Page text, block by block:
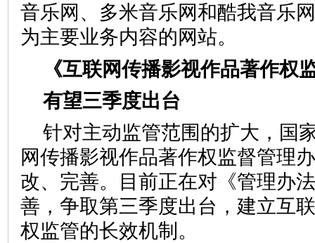
音乐网、多米音乐网和酷我音乐
为主要业务内容的网站。
《互联网传播影视作品著
有望三季度出台
针对主动监管范围的扩大，国
网传播影视作品著作权监督管理
改、完善。目前正在对《管理办
善，争取第三季度出台，建立互
权监管的长效机制。